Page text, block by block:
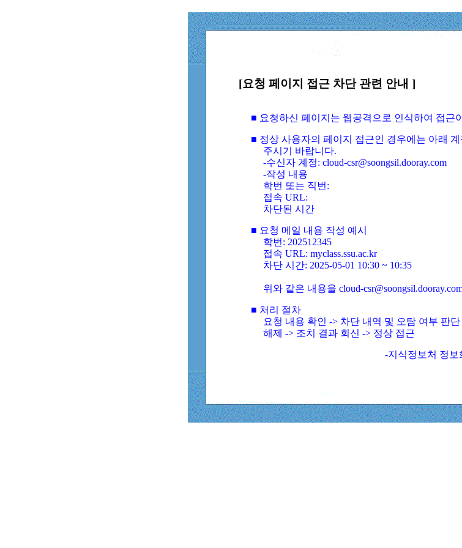
[요청 페이지 접근 차단 관련 안내 ]
■ 요청하신 페이지는 웹공격으로 인식하여 접근
■ 정상 사용자의 페이지 접근인 경우에는 아래
주시기 바랍니다.
-수신자 계정: cloud-csr@soongsil.dooray.com
-작성 내용
학번 또는 직번:
접속 URL:
차단된 시간
■ 요청 메일 내용 작성 예시
학번: 202512345
접속 URL: myclass.ssu.ac.kr
차단 시간: 2025-05-01 10:30 ~ 10:35
위와 같은 내용을 cloud-
■ 처리 절차
요청 내용 확인 -> 차단 내역 및 오탐 여부 판
해제 -> 조치 결과 회신 -> 정상 접근
-지식정보처 정보